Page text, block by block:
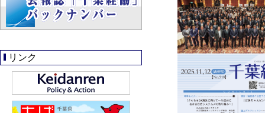
リンク